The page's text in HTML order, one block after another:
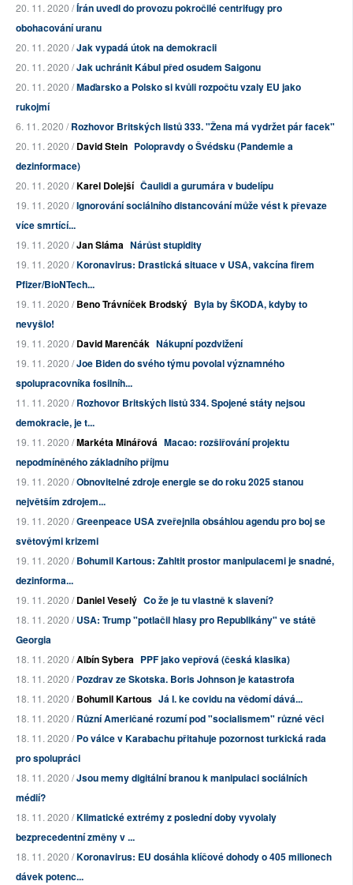
20. 11. 2020 /Írán uvedl do provozu pokročilé centrifugy pro
obohacování uranu
20. 11. 2020 /Jak vypadá útok na demokracii
20. 11. 2020 /Jak uchránit Kábul před osudem Saigonu
20. 11. 2020 /Maďarsko a Polsko si kvůli rozpočtu vzaly EU jako
rukojmí
6. 11. 2020 /Rozhovor Britských listů 333. "Žena má vydržet pár facek"
20. 11. 2020 /David Stein Polopravdy o Švédsku (Pandemie a
dezinformace)
20. 11. 2020 /Karel Dolejší Čaulidi a gurumára v budelípu
19. 11. 2020 /Ignorování sociálního distancování může vést k převaze
více smrtící...
19. 11. 2020 /Jan Sláma Nárůst stupidity
19. 11. 2020 /Koronavirus: Drastická situace v USA, vakcína firem
Pfizer/BioNTech...
19. 11. 2020 /Beno Trávníček Brodský Byla by ŠKODA, kdyby to
nevyšlo!
19. 11. 2020 /David Marenčák Nákupní pozdvižení
19. 11. 2020 /Joe Biden do svého týmu povolal významného
spolupracovníka fosilníh...
11. 11. 2020 /Rozhovor Britských listů 334. Spojené státy nejsou
demokracie, je t...
19. 11. 2020 /Markéta Minářová Macao: rozšiřování projektu
nepodmíněného základního příjmu
19. 11. 2020 /Obnovitelné zdroje energie se do roku 2025 stanou
největším zdrojem...
19. 11. 2020 /Greenpeace USA zveřejnila obsáhlou agendu pro boj se
světovými krizemi
19. 11. 2020 /Bohumil Kartous: Zahltit prostor manipulacemi je snadné,
dezinforma...
19. 11. 2020 /Daniel Veselý Co že je tu vlastně k slavení?
18. 11. 2020 /USA: Trump "potlačil hlasy pro Republikány" ve státě
Georgia
18. 11. 2020 /Albín Sybera PPF jako vepřová (česká klasika)
18. 11. 2020 /Pozdrav ze Skotska. Boris Johnson je katastrofa
18. 11. 2020 /Bohumil Kartous Já I. ke covidu na vědomí dává...
18. 11. 2020 /Různí Američané rozumí pod "socialismem" různé věci
18. 11. 2020 /Po válce v Karabachu přitahuje pozornost turkická rada
pro spolupráci
18. 11. 2020 /Jsou memy digitální branou k manipulaci sociálních
médií?
18. 11. 2020 /Klimatické extrémy z poslední doby vyvolaly
bezprecedentní změny v ...
18. 11. 2020 /Koronavirus: EU dosáhla klíčové dohody o 405 milionech
dávek potenc...